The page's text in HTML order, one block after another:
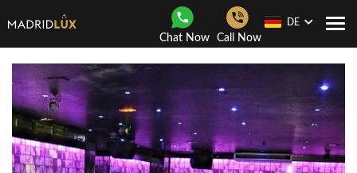
Chat Now Call Now
DE